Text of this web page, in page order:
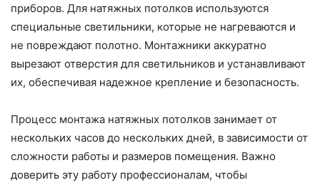
приборов. Для натяжных потолков используются
специальные светильники, которые не нагреваются и
не повреждают полотно. Монтажники аккуратно
вырезают отверстия для светильников и устанавливают
их, обеспечивая надежное крепление и безопасность.
Процесс монтажа натяжных потолков занимает от
нескольких часов до нескольких дней, в зависимости от
сложности работы и размеров помещения. Важно
доверить эту работу профессионалам, чтобы